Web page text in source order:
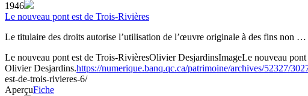
1946
Le nouveau pont est de Trois-Rivières
Le titulaire des droits autorise l’utilisation de l’œuvre originale à des fins non …
Le nouveau pont est de Trois-RivièresOlivier DesjardinsImageLe nouveau
Olivier Desjardins.https://numerique.banq.qc.ca/patrimoine/archives/52327/
est-de-trois-rivieres-6/
AperçuFiche